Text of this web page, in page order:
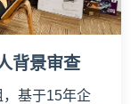
背景审查
，基于15年企